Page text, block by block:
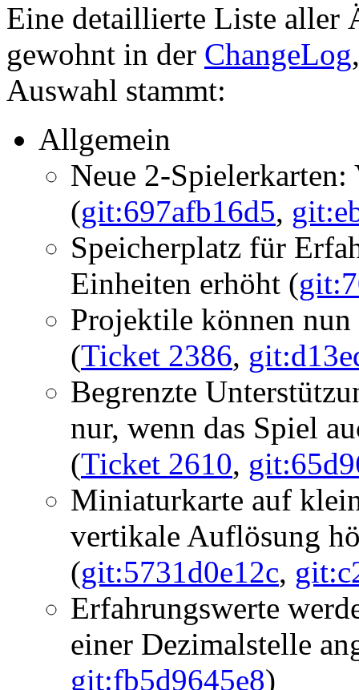
Eine detaillierte Liste aller
gewohnt in der ChangeLog
Auswahl stammt:
Allgemein
Neue 2-
(git:697afb16d5,
Speicherplatz für
Einheiten erhöht (
Projektile können
(Ticket 2386,
Begrenzte
nur, wenn das Spiel
(Ticket 2610,
Miniaturkarte auf
vertikale Auflösung
(git:5731d0e12c,
Erfahrungswerte
einer Dezimalstelle
git:fb5d9645e8)